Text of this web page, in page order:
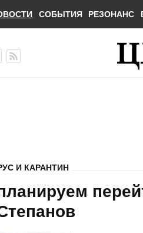
СОБЫТИЯ РЕЗОНАНС
И КАРАНТИН